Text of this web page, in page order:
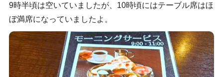
9時半頃は空いていましたが、10時頃にはテーブル席はほ
ぼ満席になっていましたよ。